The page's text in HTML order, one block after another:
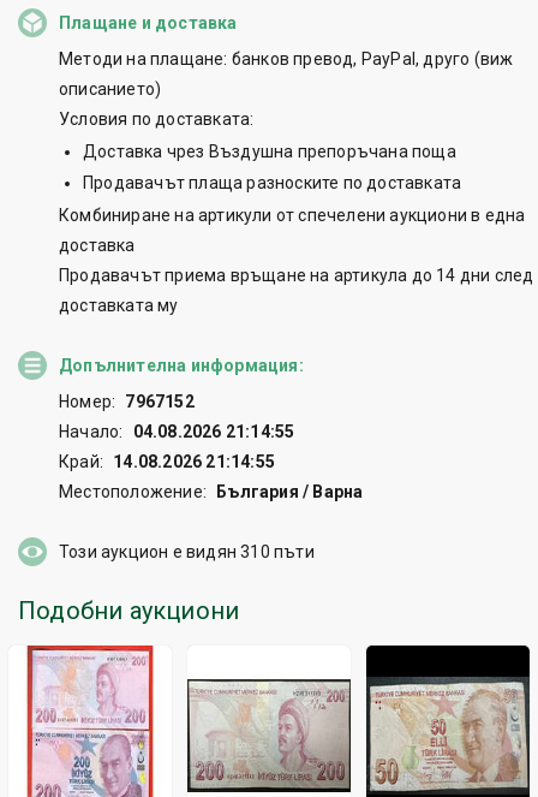
Плащане и доставка
Методи на плащане: банков превод, PayPal, друго (виж
описанието)
Условия по доставката:
Доставка чрез Въздушна препоръчана поща
Продавачът плаща разноските по доставката
Комбиниране на артикули от спечелени аукциони в една
доставка
Продавачът приема връщане на артикула до 14 дни след
доставката му
Допълнителна информация:
Номер:
7967152
Начало:
04.08.2026 21:14:55
Край:
14.08.2026 21:14:55
Местоположение:
България / Варна
Този аукцион е видян310 пъти
Подобни аукциони